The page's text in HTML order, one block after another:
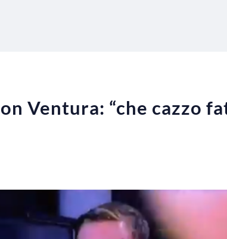
Ventura: “che cazzo